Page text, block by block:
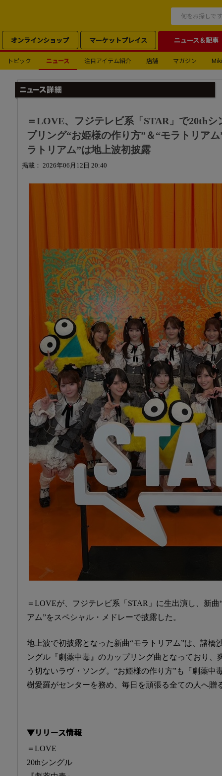
オンラインショップ マーケットプレイス ニュース＆記事
トピック ニュース 注目アイテム紹介 店舗 マガジン
＝LOVE、フジテレビ系「STAR」で20th
プリング“お姫様の作り方”＆“モラトリア
ラトリアム”は地上波初披露
掲載： 2026年06月12日 20:40
＝LOVEが、フジテレビ系「STAR」に生出演し、新
アム”をスペシャル・メドレーで披露した。
地上波で初披露となった新曲“モラトリアム”は、諸橋
ングル『劇薬中毒』のカップリング曲となっており、
う切ないラヴ・ソング。“お姫様の作り方”も『劇薬中
樹愛羅がセンターを務め、毎日を頑張る全ての人へ贈
▼リリース情報
＝LOVE
20thシングル